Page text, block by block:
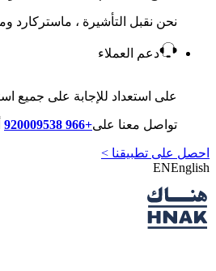
نحن نقبل التأشيرة ، ماستركارد
دعم العملاء
على استعداد للإجابة على جميع
تواصل معنا على+966 920009538
احصل على تطبيقنا >
ENEnglish